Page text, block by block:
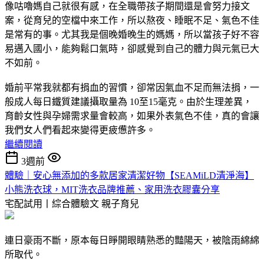
像咕嚕媽自己就很有感，在全職帶孩子期間還是會努力接文
案，從育兒的空檔中來工作，所以熬夜、睡眠不足、氣色不佳
是常有的事。尤其我是個晚婚晚生的媽媽，所以當孩子好不容
易邁入國小，能夠鬆口氣時，卻感覺到自己的體力與元氣已大
不如前。
婚前平常我就都有捐血的習慣，卻常因氣血不足而無法捐，一
般成人每日鐵質建議攝取量為 10至15毫克。由於生理差異，
育齡女性與孕婦需求量會較高，如果外表氣色不佳，真的會讓
我們女人們看起來變得更疲憊許多。
繼續閱讀
3週前
體驗｜安心無添加的多款居家清潔好物【SEAMiLD清淨海】
小熊洗衣球，MIT洗衣品牌推薦、家用洗衣膠囊分享
宅配試用丨綜合體驗文 親子育兒
連日豪雨不斷，原本每日睜開眼睛熟悉的豔陽天，被陰雨綿綿
所取代。